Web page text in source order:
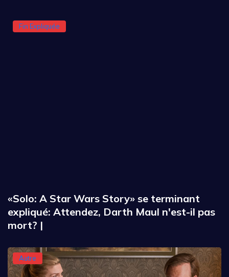
Fin Expliquée
«Solo: A Star Wars Story» se terminant
expliqué: Attendez, Darth Maul n'est-il pas
mort? |
Autre